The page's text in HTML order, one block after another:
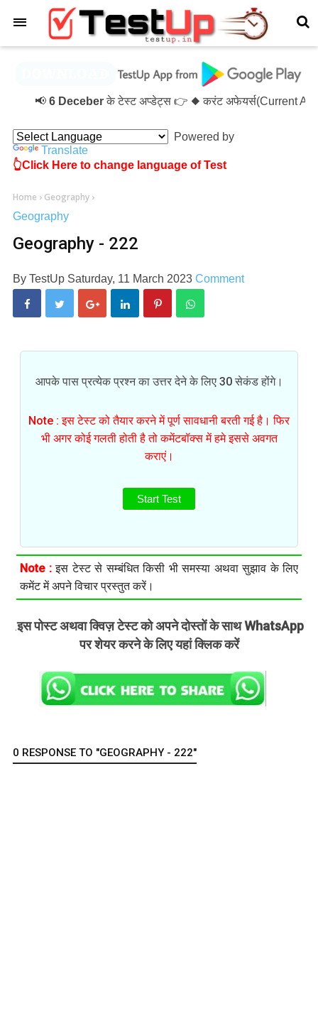
6 Deceberके टेस्ट अप्डेट्स 👉 ◆ करंट अफेयर्स(Current
Powered by
Translate
👆Click Here to change language of Test
Home › Geography ›
Geography
Geography - 222
By TestUp Saturday, 11 March 2023 Comment
आपके पास प्रत्येक प्रश्न का उत्तर देने के लिए 30 सेकंड होंगे।
Note : इस टेस्ट को तैयार करने में पूर्ण सावधानी बरती गई है। फिर
भी अगर कोई गलती होती है तो कमेंटबॉक्स में हमे इससे अवगत
कराएं।
Start Test
Note :इस टेस्ट से सम्बंधित किसी भी समस्या अथवा सुझाव के लिए
कमेंट में अपने विचार प्रस्तुत करें।
.इस पोस्ट अथवा क्विज़ टेस्ट को अपने दोस्तों के साथ WhatsApp
पर शेयर करने के लिए यहां क्लिक करें
0 RESPONSE TO "GEOGRAPHY - 222"